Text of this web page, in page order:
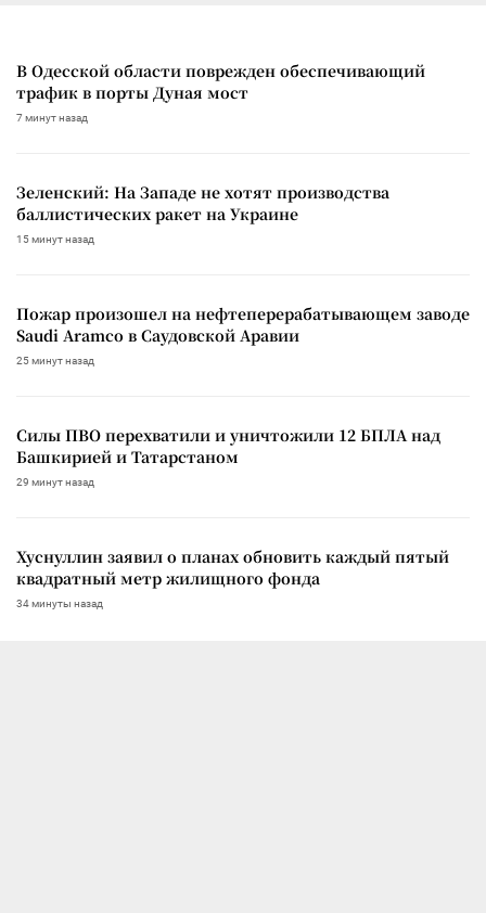
В Одесской области поврежден обеспечивающий
трафик в порты Дуная мост
7 минут назад
Зеленский: На Западе не хотят производства
баллистических ракет на Украине
15 минут назад
Пожар произошел на нефтеперерабатывающем заводе
Saudi Aramco в Саудовской Аравии
25 минут назад
Силы ПВО перехватили и уничтожили 12 БПЛА над
Башкирией и Татарстаном
29 минут назад
Хуснуллин заявил о планах обновить каждый пятый
квадратный метр жилищного фонда
34 минуты назад